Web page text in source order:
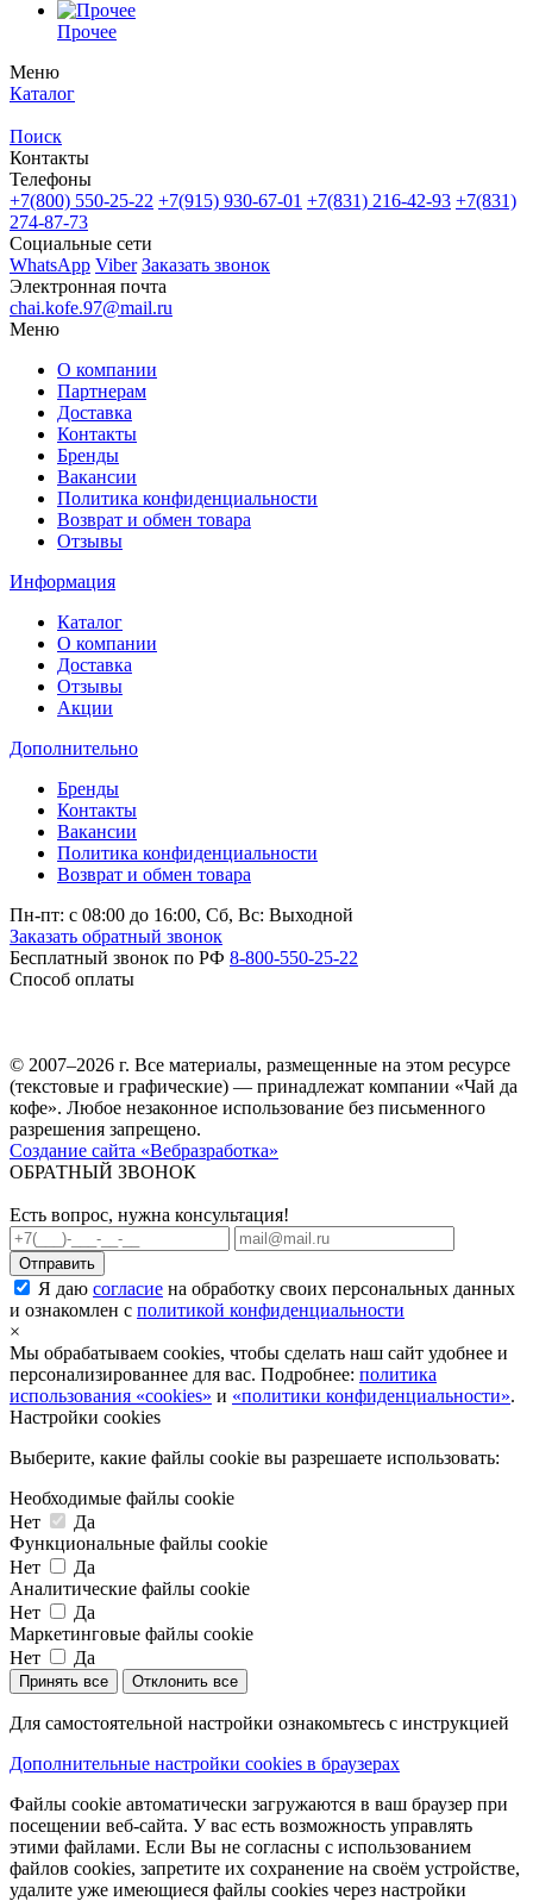
Прочее
Меню
Каталог
Поиск
Контакты
Телефоны
+7(800) 550-25-22 +7(915) 930-67-01 +7(831) 216-42-93 +7(831)
274-87-73
Социальные сети
WhatsApp Viber Заказать звонок
Электронная почта
chai.kofe.97@mail.ru
Меню
О компании
Партнерам
Доставка
Контакты
Бренды
Вакансии
Политика конфиденциальности
Возврат и обмен товара
Отзывы
Информация
Каталог
О компании
Доставка
Отзывы
Акции
Дополнительно
Бренды
Контакты
Вакансии
Политика конфиденциальности
Возврат и обмен товара
Пн-пт: c 08:00 до 16:00, Сб, Вс: Выходной
Заказать обратный звонок
Бесплатный звонок по РФ 8-800-550-25-22
Способ оплаты
© 2007–2026 г. Все материалы, размещенные на этом ресурсе
(текстовые и графические) — принадлежат компании «Чай да
кофе». Любое незаконное использование без письменного
разрешения запрещено.
Создание сайта «Вебразработка»
ОБРАТНЫЙ ЗВОНОК
Есть вопрос, нужна консультация!
Я даю согласие на обработку своих персональных данных
и ознакомлен с политикой конфиденциальности
×
Мы обрабатываем cookies, чтобы сделать наш сайт удобнее и
персонализированнее для вас. Подробнее: политика
использования «cookies» и «политики конфиденциальности».
Настройки cookies
Выберите, какие файлы cookie вы разрешаете использовать:
Необходимые файлы cookie
Нет
Да
Функциональные файлы cookie
Нет
Да
Аналитические файлы cookie
Нет
Да
Маркетинговые файлы cookie
Нет
Да
Принять все Отклонить все
Для самостоятельной настройки ознакомьтесь с инструкцией
Дополнительные настройки cookies в браузерах
Файлы cookie автоматически загружаются в ваш браузер при
посещении веб-сайта. У вас есть возможность управлять
этими файлами. Если Вы не согласны с использованием
файлов cookies, запретите их сохранение на своём устройстве,
удалите уже имеющиеся файлы cookies через настройки